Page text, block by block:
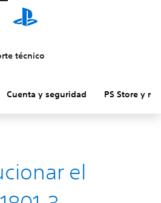
técnico
Cuenta y seguridad PS Store y
el